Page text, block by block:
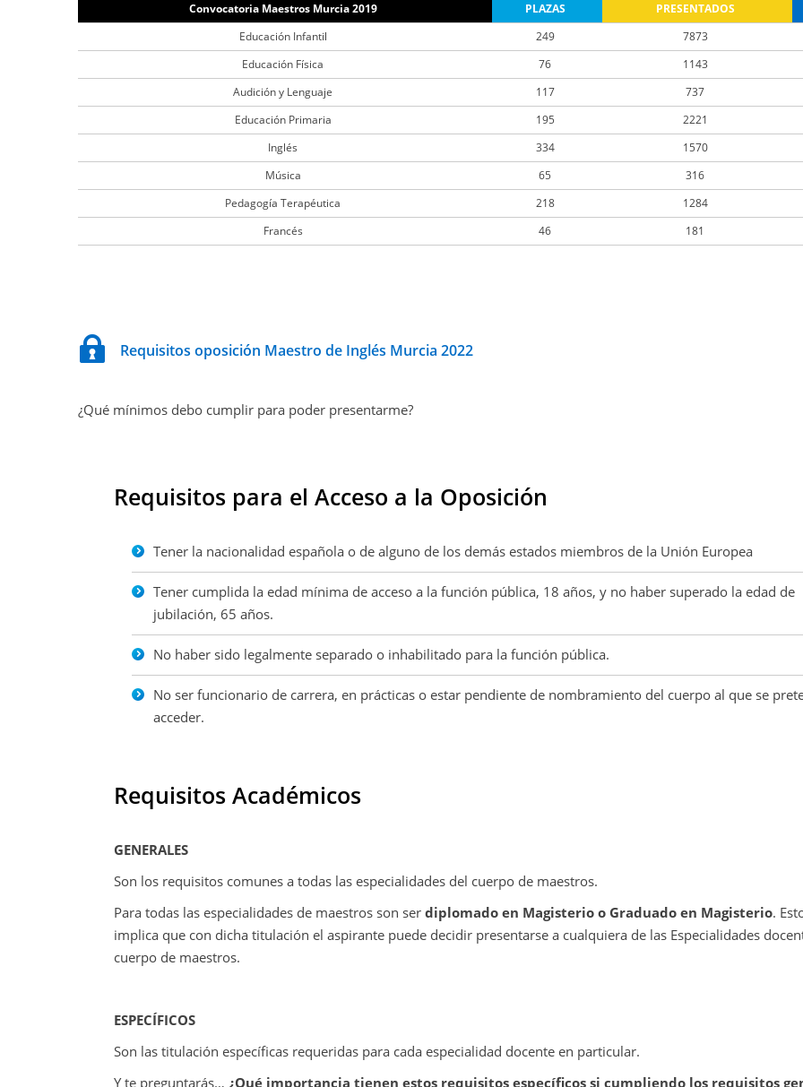
Convocatoria Maestros Murcia 2019 PLAZAS PRESENTADOS
Educación Infantil
249 7873
Educación Física
76 1143
Audición y Lenguaje
117 737
Educación Primaria
195 2221
Inglés
334 1570
Música
65 316
Pedagogía Terapéutica
218 1284
Francés
46 181
Requisitos oposición Maestro de Inglés Murcia 2022
¿Qué mínimos debo cumplir para poder presentarme?
Requisitos para el Acceso a la Oposición
Tener la nacionalidad española o de alguno de los demás estados miembros de la Unión Europea
Tener cumplida la edad mínima de acceso a la función pública, 18 años, y no haber superado la edad de
jubilación, 65 años.
No haber sido legalmente separado o inhabilitado para la función pública.
No ser funcionario de carrera, en prácticas o estar pendiente de nombramiento del cuerpo al que se
acceder.
Requisitos Académicos
GENERALES
Son los requisitos comunes a todas las especialidades del cuerpo de maestros.
Para todas las especialidades de maestros son ser diplomado en Magisterio o Graduado en Magisterio.
implica que con dicha titulación el aspirante puede decidir presentarse a cualquiera de las Especialidades
cuerpo de maestros.
ESPECÍFICOS
Son las titulación específicas requeridas para cada especialidad docente en particular.
Y te preguntarás… ¿Qué importancia tienen estos requisitos específicos si cumpliendo los requisitos